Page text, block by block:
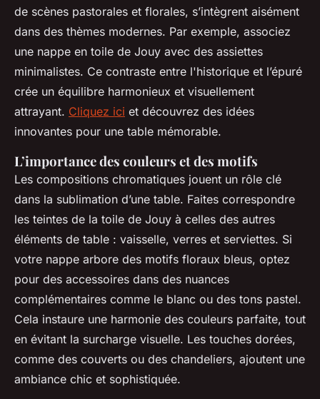
de scènes pastorales et florales, s’intègrent aisément
dans des thèmes modernes. Par exemple, associez
une nappe en toile de Jouy avec des assiettes
minimalistes. Ce contraste entre l'historique et l’épuré
crée un équilibre harmonieux et visuellement
attrayant. Cliquez ici et découvrez des idées
innovantes pour une table mémorable.
L’importance des couleurs et des motifs
Les compositions chromatiques jouent un rôle clé
dans la sublimation d’une table. Faites correspondre
les teintes de la toile de Jouy à celles des autres
éléments de table : vaisselle, verres et serviettes. Si
votre nappe arbore des motifs floraux bleus, optez
pour des accessoires dans des nuances
complémentaires comme le blanc ou des tons pastel.
Cela instaure une harmonie des couleurs parfaite, tout
en évitant la surcharge visuelle. Les touches dorées,
comme des couverts ou des chandeliers, ajoutent une
ambiance chic et sophistiquée.